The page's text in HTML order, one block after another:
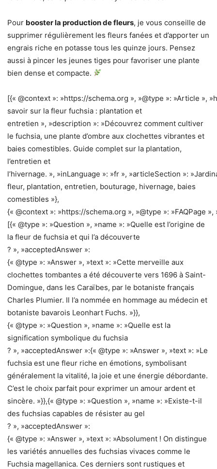
Pour booster la production de fleurs, je vous conseille de
supprimer régulièrement les fleurs fanées et d’apporter un
engrais riche en potasse tous les quinze jours. Pensez
aussi à pincer les jeunes tiges pour favoriser une plante
bien dense et compacte.
[{« @context »: »https://schema.org », »@type »: »Article »,
savoir sur la fleur fuchsia : plantation et
entretien », »description »: »Découvrez comment cultiver
le fuchsia, une plante d’ombre aux clochettes vibrantes et
baies comestibles. Guide complet sur la plantation,
l’entretien et
l’hivernage. », »inLanguage »: »fr », »articleSection »:
fleur, plantation, entretien, bouturage, hivernage, baies
comestibles »},
{« @context »: »https://schema.org », »@type »: »FAQPage »,
[{« @type »: »Question », »name »: »Quelle est l’origine de
la fleur de fuchsia et qui l’a découverte
? », »acceptedAnswer »:
{« @type »: »Answer », »text »: »Cette merveille aux
clochettes tombantes a été découverte vers 1696 à Saint-
Domingue, dans les Caraïbes, par le botaniste français
Charles Plumier. Il l’a nommée en hommage au médecin et
botaniste bavarois Leonhart Fuchs. »}},
{« @type »: »Question », »name »: »Quelle est la
signification symbolique du fuchsia
? », »acceptedAnswer »:{« @type »: »Answer », »text »: »Le
fuchsia est une fleur riche en émotions, symbolisant
généralement la vitalité, la joie et une énergie débordante.
C’est le choix parfait pour exprimer un amour ardent et
sincère. »}},{« @type »: »Question », »name »: »Existe-t-il
des fuchsias capables de résister au gel
? », »acceptedAnswer »:
{« @type »: »Answer », »text »: »Absolument ! On distingue
les variétés annuelles des fuchsias vivaces comme le
Fuchsia magellanica. Ces derniers sont rustiques et